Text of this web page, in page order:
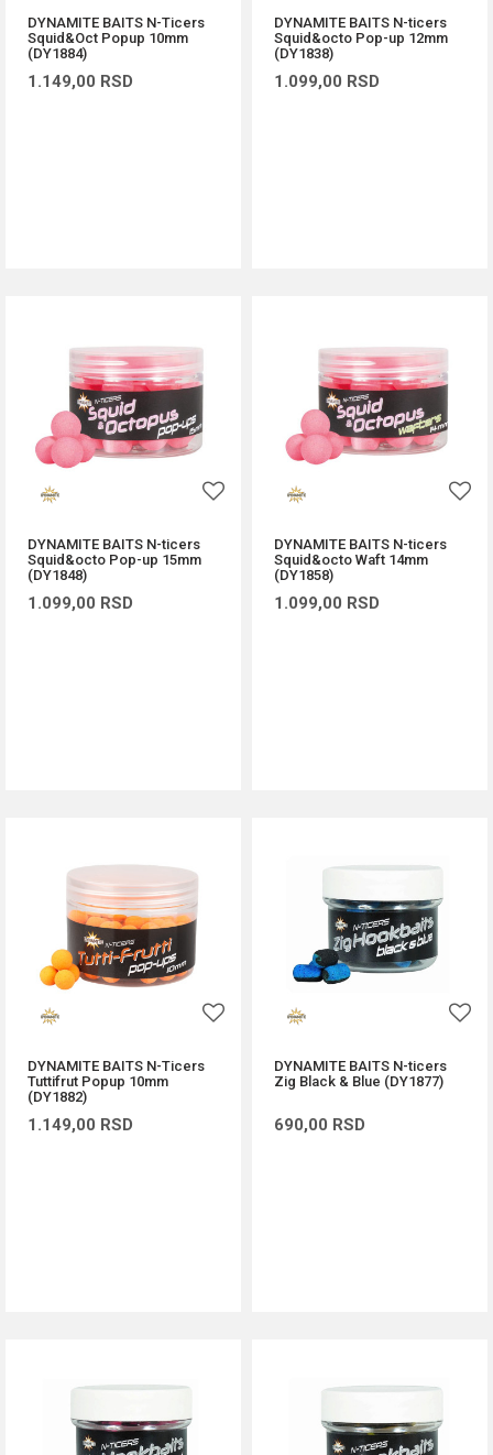
DYNAMITE BAITS N-Ticers
Squid&Oct Popup 10mm
(DY1884)
1.149,00 RSD
DYNAMITE BAITS N-ticers
Squid&octo Pop-up 12mm
(DY1838)
1.099,00 RSD
DYNAMITE BAITS N-ticers
Squid&octo Pop-up 15mm
(DY1848)
1.099,00 RSD
DYNAMITE BAITS N-ticers
Squid&octo Waft 14mm
(DY1858)
1.099,00 RSD
DYNAMITE BAITS N-Ticers
Tuttifrut Popup 10mm
(DY1882)
1.149,00 RSD
DYNAMITE BAITS N-ticers
Zig Black & Blue (DY1877)
690,00 RSD